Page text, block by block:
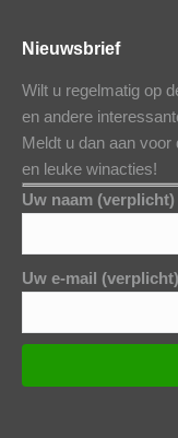
Nieuwsbrief
Wilt u regelmatig op
en andere
Meldt u dan aan
en leuke winacties!
Uw naam (verplicht)
Uw e-mail (verplicht)